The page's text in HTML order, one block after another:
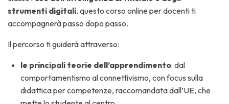
strumenti digitali, questo corso online per docenti ti
accompagnerà passo dopo passo.
Il percorso ti guiderà attraverso:
le principali teorie dell’apprendimento: dal
comportamentismo al connettivismo, con focus sulla
didattica per competenze, raccomandata dall’UE, che